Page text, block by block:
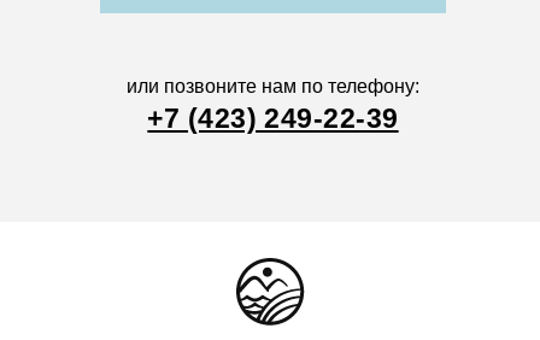
или позвоните нам по телефону:
+7 (423) 249-22-39